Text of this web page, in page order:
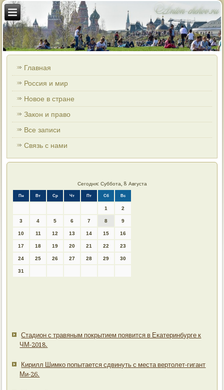
Главная
Россия и мир
Новое в стране
Закон и право
Все записи
Связь с нами
Сегодня: Суббота, 8 Августа
Пн Вт Ср Чт Пт Сб Вс
1 2
3 4 5 6 7 8 9
10 11 12 13 14 15 16
17 18 19 20 21 22 23
24 25 26 27 28 29 30
31
Стадион с травяным покрытием появится в Екатеринбурге к
ЧМ-2018.
Кирилл Шимко попытается сдвинуть с места вертолет-гигант
Ми-26.